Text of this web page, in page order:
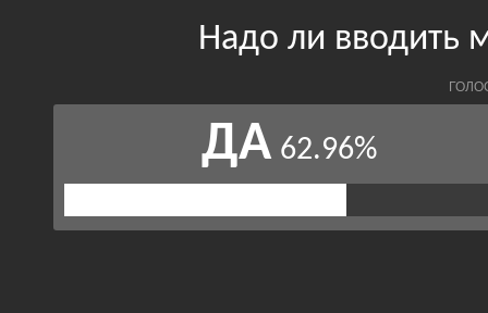
Надо ли вводить
ДА 62.96%